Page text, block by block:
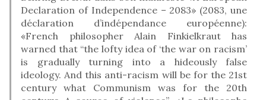
Declaration of Independence – 2083» (2083, une
déclaration d’indépendance européenne):
«French philosopher Alain Finkielkraut has
warned that “the lofty idea of ‘the war on racism’
is gradually turning into a hideously false
ideology. And this anti-racism will be for the 21st
century what Communism was for the 20th